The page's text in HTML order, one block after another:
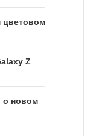
цветовом
Z
о новом